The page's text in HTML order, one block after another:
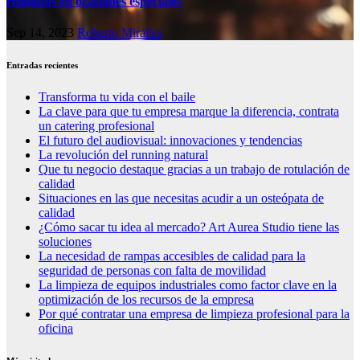
Sep 14, 2023 Roberto Miralles
Entradas recientes
Transforma tu vida con el baile
La clave para que tu empresa marque la diferencia, contrata
un catering profesional
El futuro del audiovisual: innovaciones y tendencias
La revolución del running natural
Que tu negocio destaque gracias a un trabajo de rotulación de
calidad
Situaciones en las que necesitas acudir a un osteópata de
calidad
¿Cómo sacar tu idea al mercado? Art Aurea Studio tiene las
soluciones
La necesidad de rampas accesibles de calidad para la
seguridad de personas con falta de movilidad
La limpieza de equipos industriales como factor clave en la
optimización de los recursos de la empresa
Por qué contratar una empresa de limpieza profesional para la
oficina